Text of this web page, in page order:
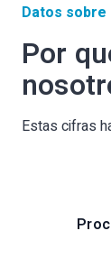
Datos
Por
Estas cifras